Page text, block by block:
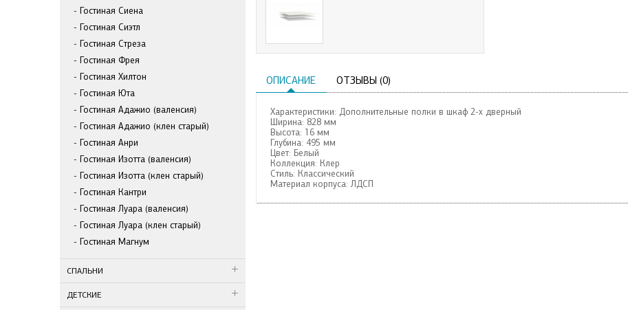
Гостиная Сиена
Гостиная Сиэтл
Гостиная Стреза
Гостиная Фрея
Гостиная Хилтон
Гостиная Юта
Гостиная Адажио (валенсия)
Гостиная Адажио (клен старый)
Гостиная Анри
Гостиная Изотта (валенсия)
Гостиная Изотта (клен старый)
Гостиная Кантри
Гостиная Луара (валенсия)
Гостиная Луара (клен старый)
Гостиная Магнум
СПАЛЬНИ
ДЕТСКИЕ
ОПИСАНИЕ ОТЗЫВЫ (0)
Характеристики: Дополнительные полки в шкаф 2-х дверный
Ширина: 828 мм
Высота: 16 мм
Глубина: 495 мм
Цвет: Белый
Коллекция: Клер
Стиль: Классический
Материал корпуса: ЛДСП